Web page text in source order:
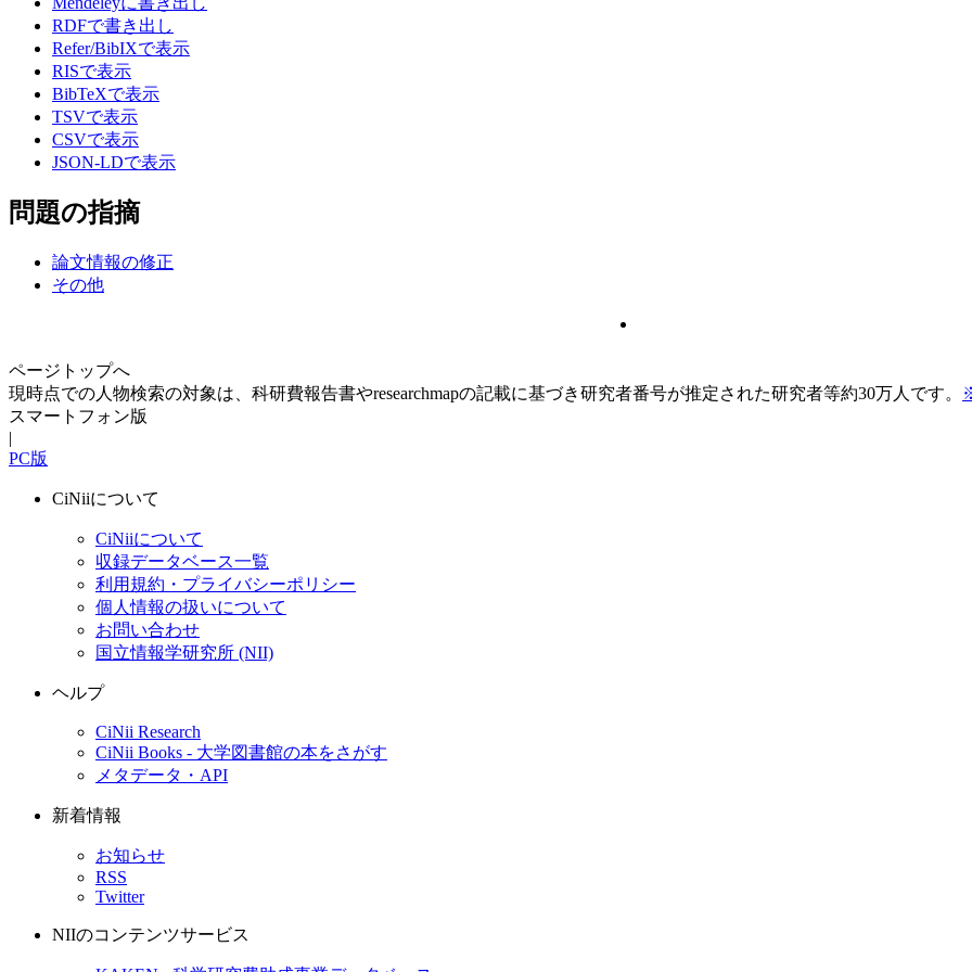
RDFで書き出し
Refer/BibIXで表示
RISで表示
BibTeXで表示
TSVで表示
CSVで表示
JSON-LDで表示
問題の指摘
論文情報の修正
その他
ページトップへ
現時点での人物検索の対象は、科研費報告書やresearchmapの記載に基づき研究者番号が推定された研究者等約30万人です。
スマートフォン版
|
PC版
CiNiiについて
CiNiiについて
収録データベース一覧
利用規約・プライバシーポリシー
個人情報の扱いについて
お問い合わせ
国立情報学研究所 (NII)
ヘルプ
CiNii Research
CiNii Books - 大学図書館の本をさがす
メタデータ・API
新着情報
お知らせ
RSS
Twitter
NIIのコンテンツサービス